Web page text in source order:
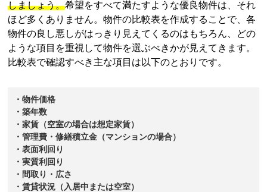
しましょう。希望をすべて満たすような優良物件は、それ
ほど多くありません。物件の比較表を作成することで、各
物件の良し悪しがはっきり見えてくるのはもちろん、どの
ような項目を重視して物件を選ぶべきかが見えてきます。
比較表で確認すべき主な項目は以下のとおりです。
・物件価格
・築年数
・家賃（空室の場合は想定家賃）
・管理費・修繕積立金（マンションの場合）
・表面利回り
・実質利回り
・間取り・広さ
・賃貸状況（入居中または空室）